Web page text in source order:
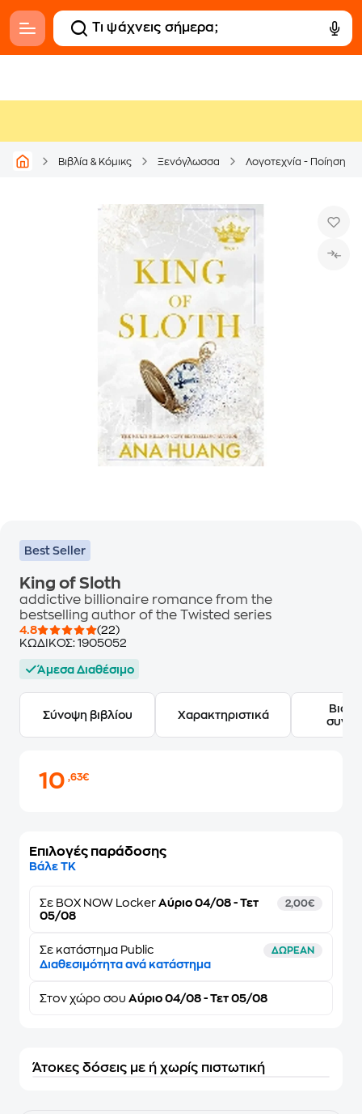
Βιβλία & Κόμικς Ξενόγλωσσα Λογοτεχνία - Ποίηση
Best Seller
King of Sloth
addictive billionaire romance from the
bestselling author of the Twisted series
4.8
(22)
ΚΩΔΙΚΟΣ: 1905052
Άμεσα Διαθέσιμο
Σύνοψη βιβλίου Χαρακτηριστικά
10,63€
Επιλογές παράδοσης
Βάλε ΤΚ
Σε BOX NOW Locker Αύριο 04/08 - Τετ
05/08
2,00€
Σε κατάστημα Public ΔΩΡΕΑΝ
Διαθεσιμότητα ανά κατάστημα
Στον χώρο σου Αύριο 04/08 - Τετ 05/08
Άτοκες δόσεις με ή χωρίς πιστωτική